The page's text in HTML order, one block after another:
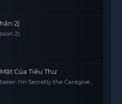
2)
2)
Của Tiểu Thư
I'm Secretly the Caregiver